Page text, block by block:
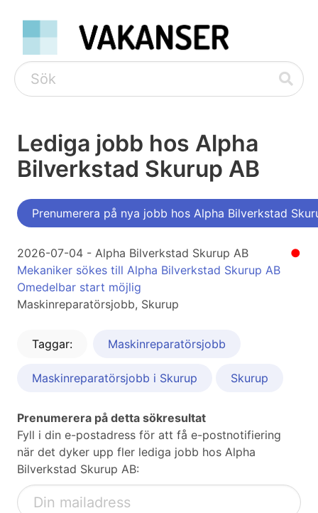
Lediga jobb hos Alpha
Bilverkstad Skurup AB
Prenumerera på nya jobb hos Alpha Bilverkstad
●
2026-07-04 - Alpha Bilverkstad Skurup AB
Mekaniker sökes till Alpha Bilverkstad Skurup AB
Omedelbar start möjlig
Maskinreparatörsjobb, Skurup
Taggar: Maskinreparatörsjobb
Maskinreparatörsjobb i Skurup Skurup
Prenumerera på detta sökresultat
Fyll i din e-postadress för att få e-postnotifiering
när det dyker upp fler lediga jobb hos Alpha
Bilverkstad Skurup AB: